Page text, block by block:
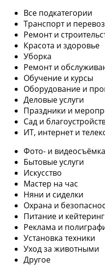
Все подкатегории
Транспорт и
Ремонт и
Красота и здоровье
Уборка
Ремонт и
Обучение и курсы
Оборудование и
Деловые услуги
Праздники и
Сад и
ИТ, интернет и
Фото- и видеосъёмка
Бытовые услуги
Искусство
Мастер на час
Няни и сиделки
Охрана и
Питание и кейтеринг
Реклама и
Установка техники
Уход за животными
Другое